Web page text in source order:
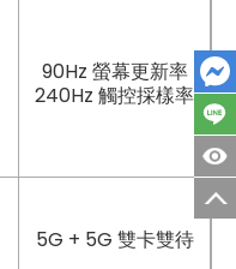
90Hz 螢幕更新率
240Hz 觸控採樣率
5G + 5G 雙卡雙待